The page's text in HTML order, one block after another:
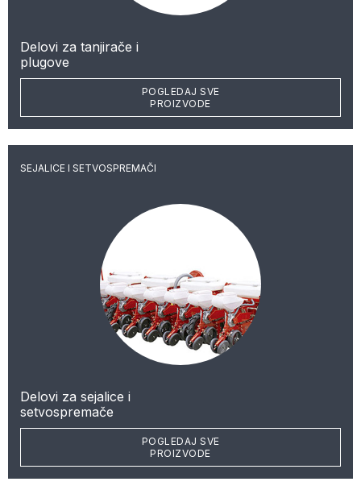
Delovi za tanjirače i
plugove
POGLEDAJ SVE
PROIZVODE
SEJALICE I SETVOSPREMAČI
Delovi za sejalice i
setvospremače
POGLEDAJ SVE
PROIZVODE